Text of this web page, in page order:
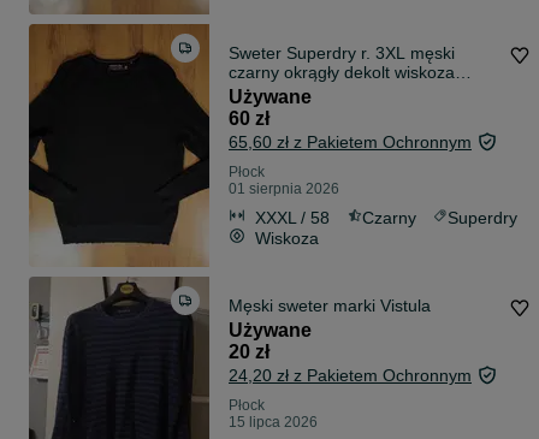
Sweter Superdry r. 3XL męski
czarny okrągły dekolt wiskoza
wełna alpaka
Używane
60 zł
65,60 zł z Pakietem Ochronnym
Płock
01 sierpnia 2026
XXXL / 58 Czarny
Superdry
Wiskoza
Męski sweter marki Vistula
Używane
20 zł
24,20 zł z Pakietem Ochronnym
Płock
15 lipca 2026